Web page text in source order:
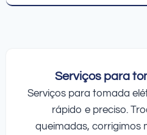
Serviços para
Serviços para tomada
rápido e preciso.
queimadas, corrigimos